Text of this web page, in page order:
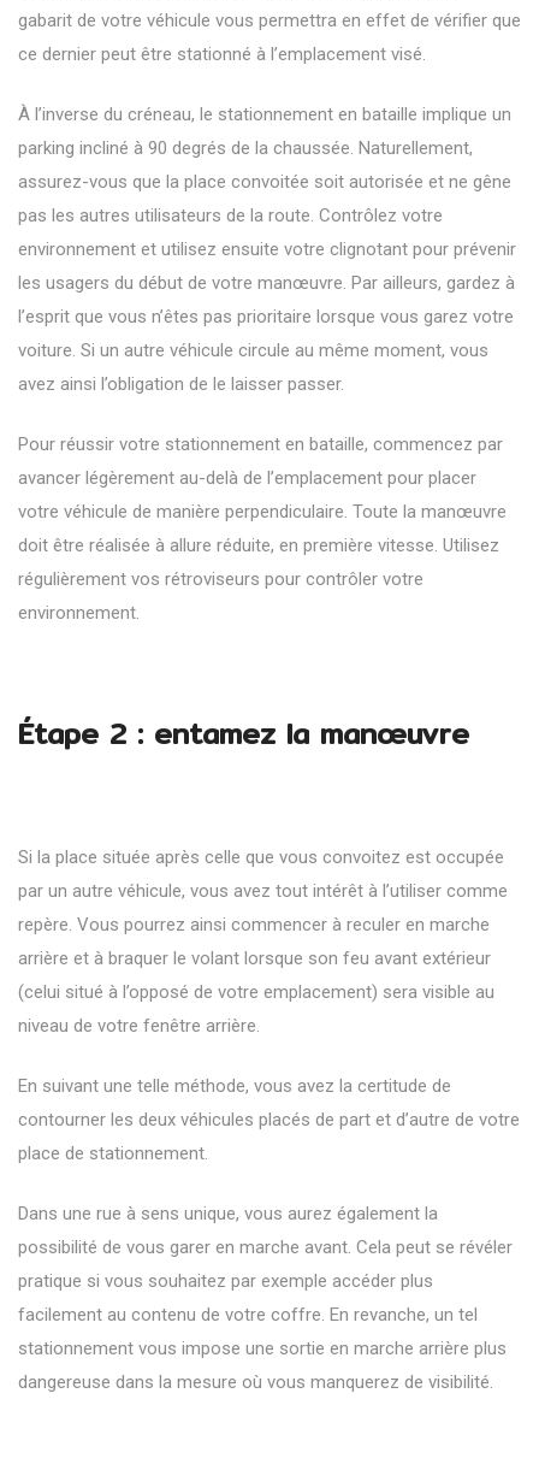
gabarit de votre véhicule vous permettra en effet de vérifier que
ce dernier peut être stationné à l’emplacement visé.
À l’inverse du créneau, le stationnement en bataille implique un
parking incliné à 90 degrés de la chaussée. Naturellement,
assurez-vous que la place convoitée soit autorisée et ne gêne
pas les autres utilisateurs de la route. Contrôlez votre
environnement et utilisez ensuite votre clignotant pour prévenir
les usagers du début de votre manœuvre. Par ailleurs, gardez à
l’esprit que vous n’êtes pas prioritaire lorsque vous garez votre
voiture. Si un autre véhicule circule au même moment, vous
avez ainsi l’obligation de le laisser passer.
Pour réussir votre stationnement en bataille, commencez par
avancer légèrement au-delà de l’emplacement pour placer
votre véhicule de manière perpendiculaire. Toute la manœuvre
doit être réalisée à allure réduite, en première vitesse. Utilisez
régulièrement vos rétroviseurs pour contrôler votre
environnement.
Étape 2 : entamez la manœuvre
Si la place située après celle que vous convoitez est occupée
par un autre véhicule, vous avez tout intérêt à l’utiliser comme
repère. Vous pourrez ainsi commencer à reculer en marche
arrière et à braquer le volant lorsque son feu avant extérieur
(celui situé à l’opposé de votre emplacement) sera visible au
niveau de votre fenêtre arrière.
En suivant une telle méthode, vous avez la certitude de
contourner les deux véhicules placés de part et d’autre de votre
place de stationnement.
Dans une rue à sens unique, vous aurez également la
possibilité de vous garer en marche avant. Cela peut se révéler
pratique si vous souhaitez par exemple accéder plus
facilement au contenu de votre coffre. En revanche, un tel
stationnement vous impose une sortie en marche arrière plus
dangereuse dans la mesure où vous manquerez de visibilité.